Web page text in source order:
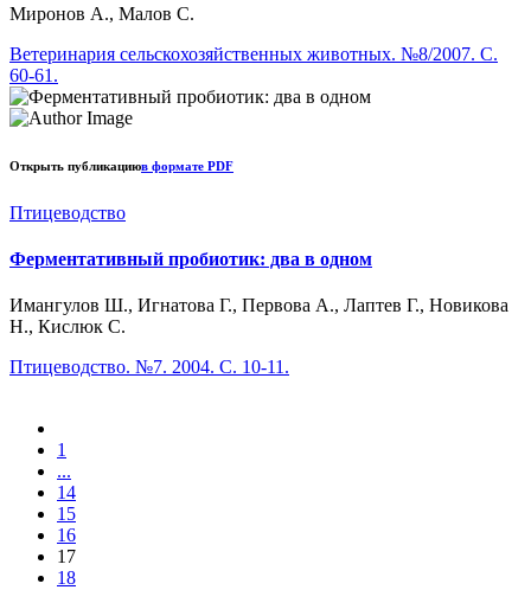
Миронов А., Малов С.
Ветеринария сельскохозяйственных животных. №8/2007. С.
60-61.
Открыть публикациюв формате PDF
Птицеводство
Ферментативный пробиотик: два в одном
Имангулов Ш., Игнатова Г., Первова А., Лаптев Г., Новикова
Н., Кислюк С.
Птицеводство. №7. 2004. С. 10-11.
1
...
14
15
16
17
18